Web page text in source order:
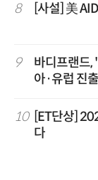
8 [사설] 美
9
바디프랜드
아·유럽 진출
10
[ET단상]
다